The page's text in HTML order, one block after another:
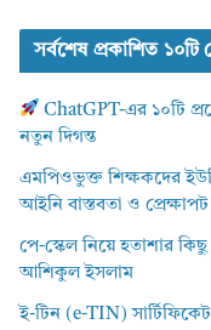
সর্বশেষ প্রকাশিত
ChatGPT-এর ১০টি
নতুন দিগন্ত
এমপিওভুক্ত শিক্ষকদের
আইনি বাস্তবতা ও প্রেক্ষাপট
পে-স্কেল নিয়ে হতাশার
আশিকুল ইসলাম
ই-টিন (e-TIN)